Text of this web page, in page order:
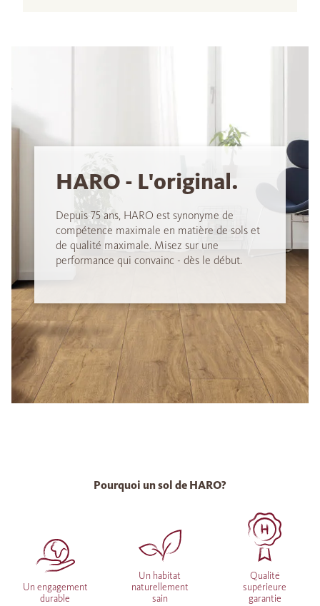
HARO - L'original.
Depuis 75 ans, HARO est synonyme de
compétence maximale en matière de sols et
de qualité maximale. Misez sur une
performance qui convainc - dès le début.
Pourquoi un sol de HARO?
Un engagement
durable
Un habitat
naturellement
sain
Qualité
supérieure
garantie